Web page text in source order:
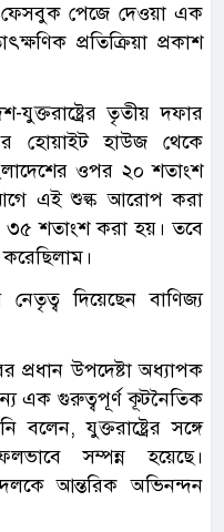
পেজে দেওয়া এক
প্রতিক্রিয়া প্রকাশ
যুক্তরাষ্ট্রের তৃতীয় দফার
হোয়াইট হাউজ থেকে
ওপর ২০ শতাংশ
এই শুল্ক আরোপ করা
৩৫ শতাংশ করা হয়। তবে
দিয়েছেন বাণিজ্য
প্রধান উপদেষ্টা অধ্যাপক
এক গুরুত্বপূর্ণ কূটনৈতিক
যুক্তরাষ্ট্রের সঙ্গে
সম্পন্ন হয়েছে।
আন্তরিক অভিনন্দন